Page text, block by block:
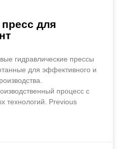
для
гидравлические прессы
для эффективного и
процесс с
технологий. Previous